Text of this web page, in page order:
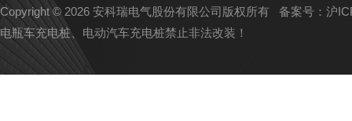
Copyright © 2026 安科瑞电气股份有限公司版权所有 备案号：沪
电瓶车充电桩、电动汽车充电桩禁止非法改装！